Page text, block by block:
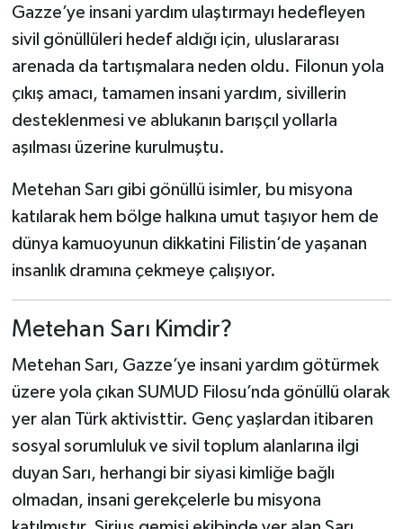
Gazze’ye insani yardım ulaştırmayı hedefleyen
sivil gönüllüleri hedef aldığı için, uluslararası
arenada da tartışmalara neden oldu. Filonun yola
çıkış amacı, tamamen insani yardım, sivillerin
desteklenmesi ve ablukanın barışçıl yollarla
aşılması üzerine kurulmuştu.
Metehan Sarı gibi gönüllü isimler, bu misyona
katılarak hem bölge halkına umut taşıyor hem de
dünya kamuoyunun dikkatini Filistin’de yaşanan
insanlık dramına çekmeye çalışıyor.
Metehan Sarı Kimdir?
Metehan Sarı, Gazze’ye insani yardım götürmek
üzere yola çıkan SUMUD Filosu’nda gönüllü olarak
yer alan Türk aktivisttir. Genç yaşlardan itibaren
sosyal sorumluluk ve sivil toplum alanlarına ilgi
duyan Sarı, herhangi bir siyasi kimliğe bağlı
olmadan, insani gerekçelerle bu misyona